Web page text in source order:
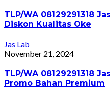
TLP/WA 08129291318
Diskon Kualitas Oke
Jas Lab
November 21, 2024
TLP/WA 08129291318
Promo Bahan Premium